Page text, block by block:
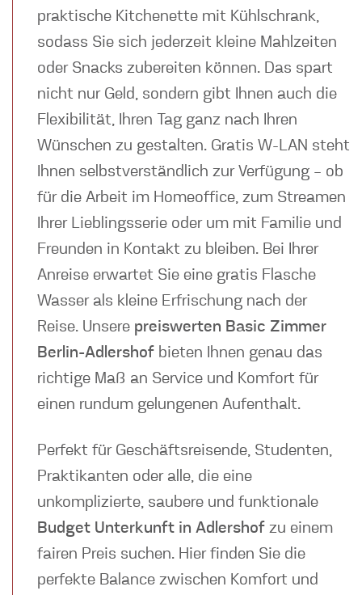
praktische Kitchenette mit Kühlschrank,
sodass Sie sich jederzeit kleine Mahlzeiten
oder Snacks zubereiten können. Das spart
nicht nur Geld, sondern gibt Ihnen auch die
Flexibilität, Ihren Tag ganz nach Ihren
Wünschen zu gestalten. Gratis W-LAN steht
Ihnen selbstverständlich zur Verfügung – ob
für die Arbeit im Homeoffice, zum Streamen
Ihrer Lieblingsserie oder um mit Familie und
Freunden in Kontakt zu bleiben. Bei Ihrer
Anreise erwartet Sie eine gratis Flasche
Wasser als kleine Erfrischung nach der
Reise. Unsere preiswerten Basic Zimmer
Berlin-Adlershof bieten Ihnen genau das
richtige Maß an Service und Komfort für
einen rundum gelungenen Aufenthalt.
Perfekt für Geschäftsreisende, Studenten,
Praktikanten oder alle, die eine
unkomplizierte, saubere und funktionale
Budget Unterkunft in Adlershof zu einem
fairen Preis suchen. Hier finden Sie die
perfekte Balance zwischen Komfort und